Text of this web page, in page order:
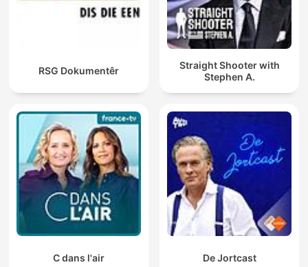
RSG Dokumentêr
Straight Shooter with
Stephen A.
C dans l'air De Jortcast